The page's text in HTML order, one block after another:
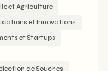
et Agriculture
et Innovations
et Startups
de Souches